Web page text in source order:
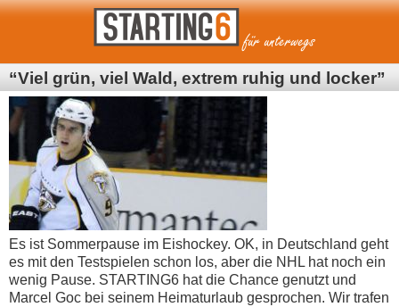
“Viel grün, viel Wald, extrem ruhig und locker”
Es ist Sommerpause im Eishockey. OK, in Deutschland geht
es mit den Testspielen schon los, aber die NHL hat noch ein
wenig Pause. STARTING6 hat die Chance genutzt und
Marcel Goc bei seinem Heimaturlaub gesprochen. Wir trafen